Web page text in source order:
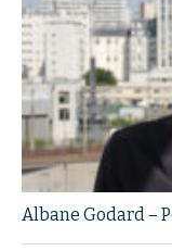
Albane Godard –